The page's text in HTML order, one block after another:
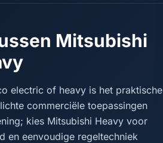
Mitsubishi
electric of heavy is het praktische
commerciële toepassingen
kies Mitsubishi Heavy voor
en eenvoudige regeltechniek